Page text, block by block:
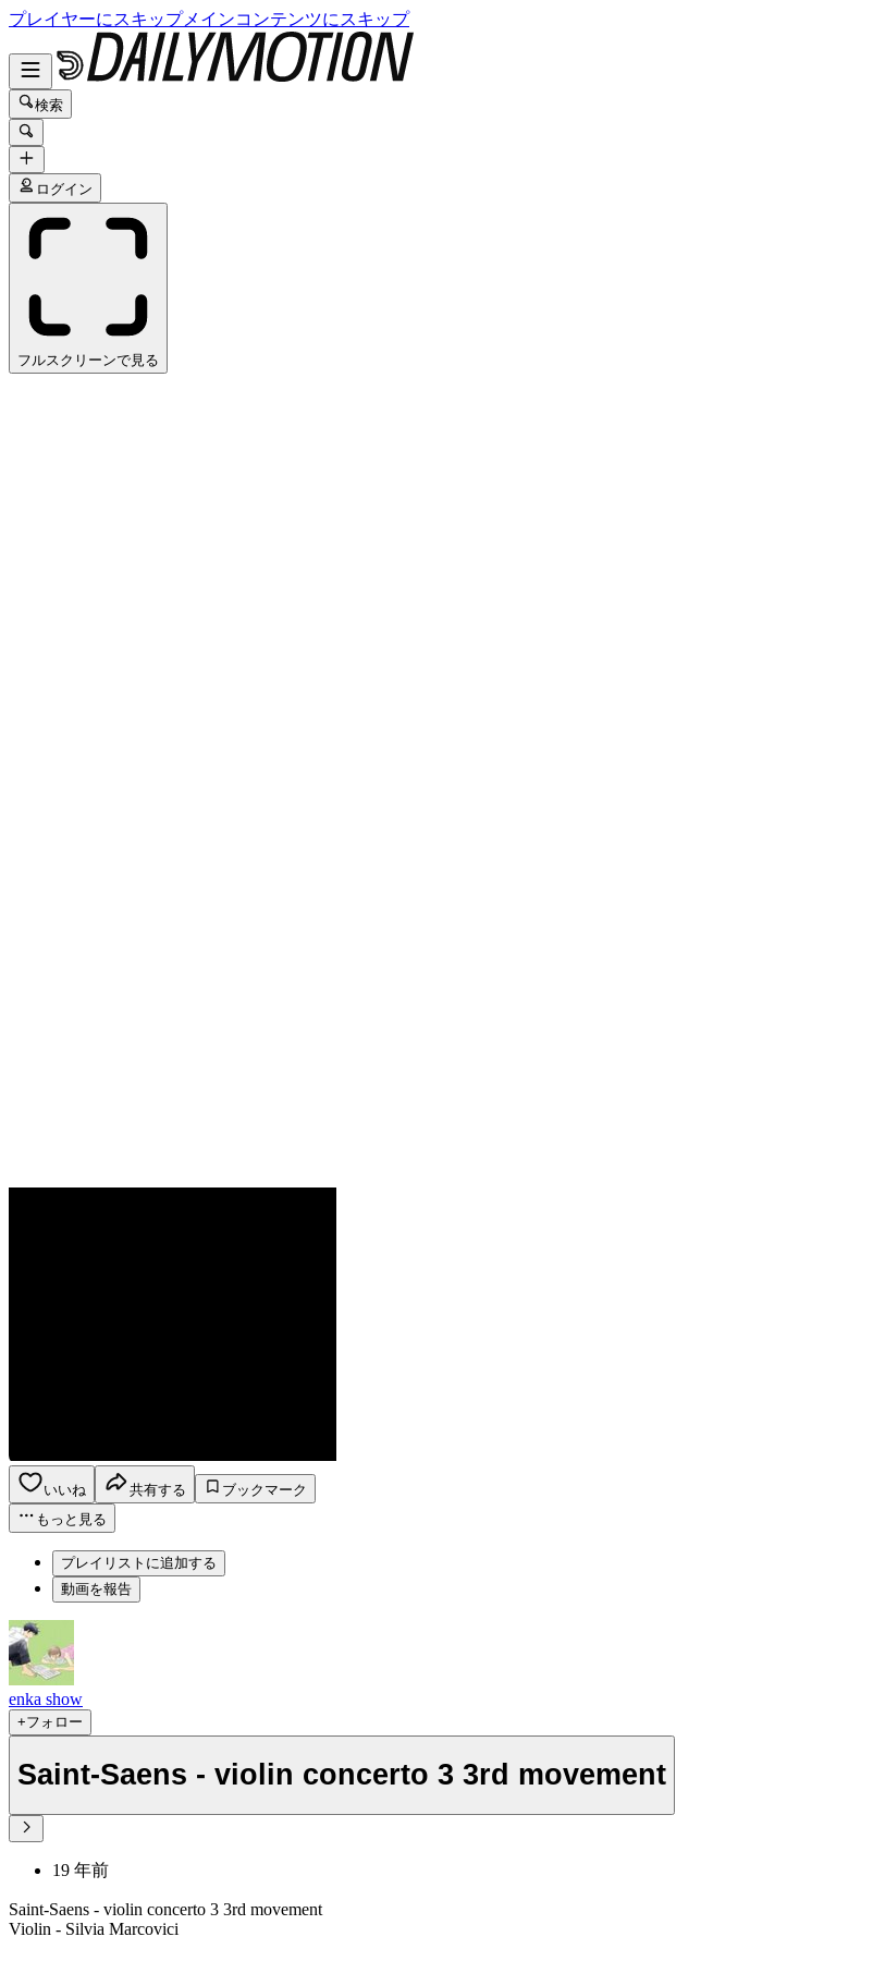
プレイヤーにスキップメインコンテンツにスキップ
検索
ログイン
フルスクリーンで見る
いいね 共有する
ブックマーク
もっと見る
プレイリストに追加する
動画を報告
enka show
+フォロー
Saint-Saens - violin concerto 3 3rd movement
19 年前
Saint-Saens - violin concerto 3 3rd movement
Violin - Silvia Marcovici